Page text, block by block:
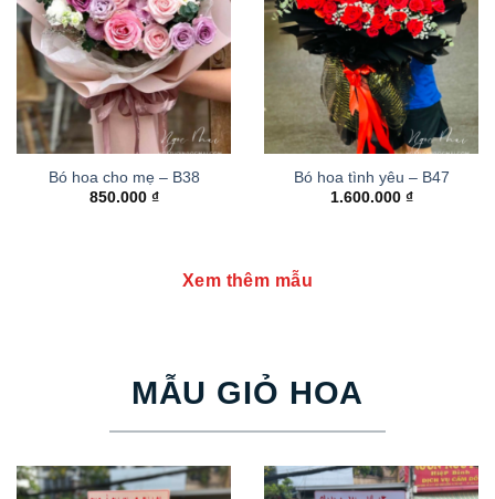
Bó hoa cho mẹ – B38
850.000 ₫
Bó hoa tình yêu – B47
1.600.000 ₫
Xem thêm mẫu
MẪU GIỎ HOA